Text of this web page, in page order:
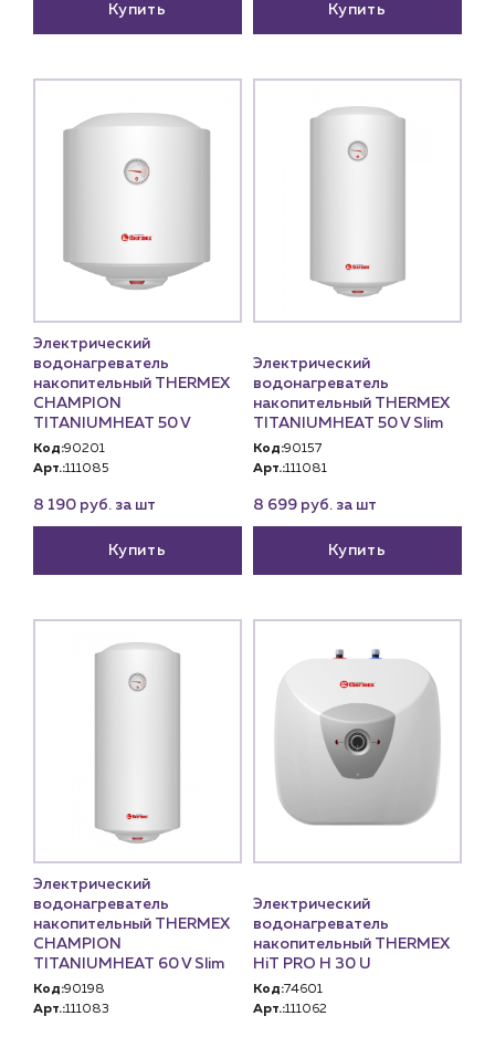
Купить Купить
Электрический
водонагреватель
накопительный THERMEX
CHAMPION
TITANIUMHEAT 50 V
Код:90201
Арт.:111085
8 190 руб. за шт
Купить
Электрический
водонагреватель
накопительный THERMEX
TITANIUMHEAT 50 V Slim
Код:90157
Арт.:111081
8 699 руб. за шт
Купить
Электрический
водонагреватель
накопительный THERMEX
CHAMPION
TITANIUMHEAT 60 V Slim
Код:90198
Арт.:111083
Электрический
водонагреватель
накопительный THERMEX
HiT PRO H 30 U
Код:74601
Арт.:111062